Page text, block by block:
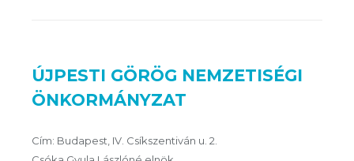
ÚJPESTI GÖRÖG NEMZETISÉGI
ÖNKORMÁNYZAT
Cím: Budapest, IV. Csíkszentiván u. 2.